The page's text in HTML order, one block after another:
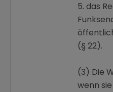
5. das
(§ 22).
(3) Die
wenn